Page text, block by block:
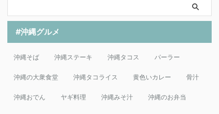
#沖縄グルメ
沖縄そば 沖縄ステーキ 沖縄タコス パーラー
沖縄の大衆食堂 沖縄タコライス 黄色いカレー 骨汁
沖縄おでん ヤギ料理 沖縄みそ汁 沖縄のお弁当